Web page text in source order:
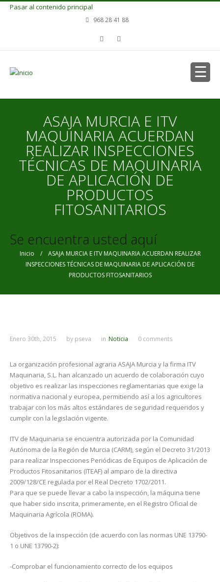
Pasar al contenido principal
968 28 41 88
ASAJA MURCIA E ITV
MAQUINARIA ACUERDAN
REALIZAR INSPECCIONES
TÉCNICAS DE MAQUINARIA
DE APLICACIÓN DE
PRODUCTOS
FITOSANITARIOS
Se encuentra usted aquí
Inicio / ASAJA MURCIA E ITV MAQUINARIA ACUERDAN REALIZAR
INSPECCIONES TÉCNICAS DE MAQUINARIA DE APLICACIÓN DE
PRODUCTOS FITOSANITARIOS
Enero 30th, 2015 by pseva in Noticia 0 comments
La organización profesional agraria ASAJA Murcia y la firma ITV
Maquinaria, S.L. han alcanzado un acuerdo de colaboración cuyo
objetivo es realizar las inspecciones reglamentarias que exige la
normativa nacional y europea, permitiendo así a los agricultores
trabajar con los más altos estándares de seguridad requeridos y
cumplir con la legislación vigente.
ITV de Maquinaria se encuentra autorizada por la Comunidad
Autónoma de la Región de Murcia (CARM), según el Decreto 31/2013
para realizar Inspecciones Periódicas de Equipos de Aplicación de
Productos Fitosanitarios (ITEAF) al amparo de la directiva
2009/128/CE regulada por el Real Decreto 1702/2011.
Para que se puede llevar a cabo la inspección, la máquina tiene
que haber sido inscrita, primeramente, en el Registro Oficial de
Maquinaria Agrícola (ROMA).
Objetivos de la inspección (de acuerdo con las normas UNE 13790-
1 o UNE 13790-2):
-Comprobar el funcionamiento correcto de los equipos